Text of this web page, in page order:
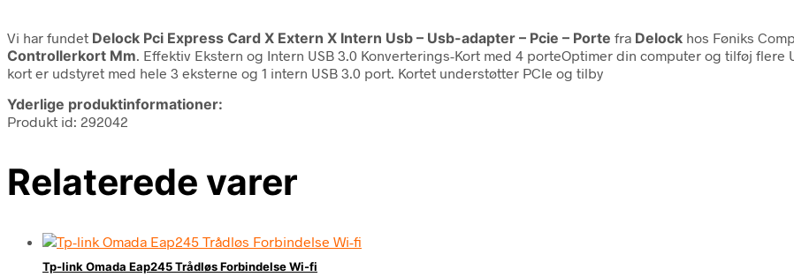
Vi har fundet Delock Pci Express Card X Extern X Intern Usb – Usb-adapter – Pcie – Porte fra Delock hos Føniks
Controllerkort Mm . Effektiv Ekstern og Intern USB 3.0 Konverterings-Kort med 4 porteOptimer din computer og tilføj
kort er udstyret med hele 3 eksterne og 1 intern USB 3.0 port. Kortet understøtter PCIe og tilby
Yderlige produktinformationer:
Produkt id: 292042
Relaterede varer
Tp-link Omada Eap245 Trådløs Forbindelse Wi-fi